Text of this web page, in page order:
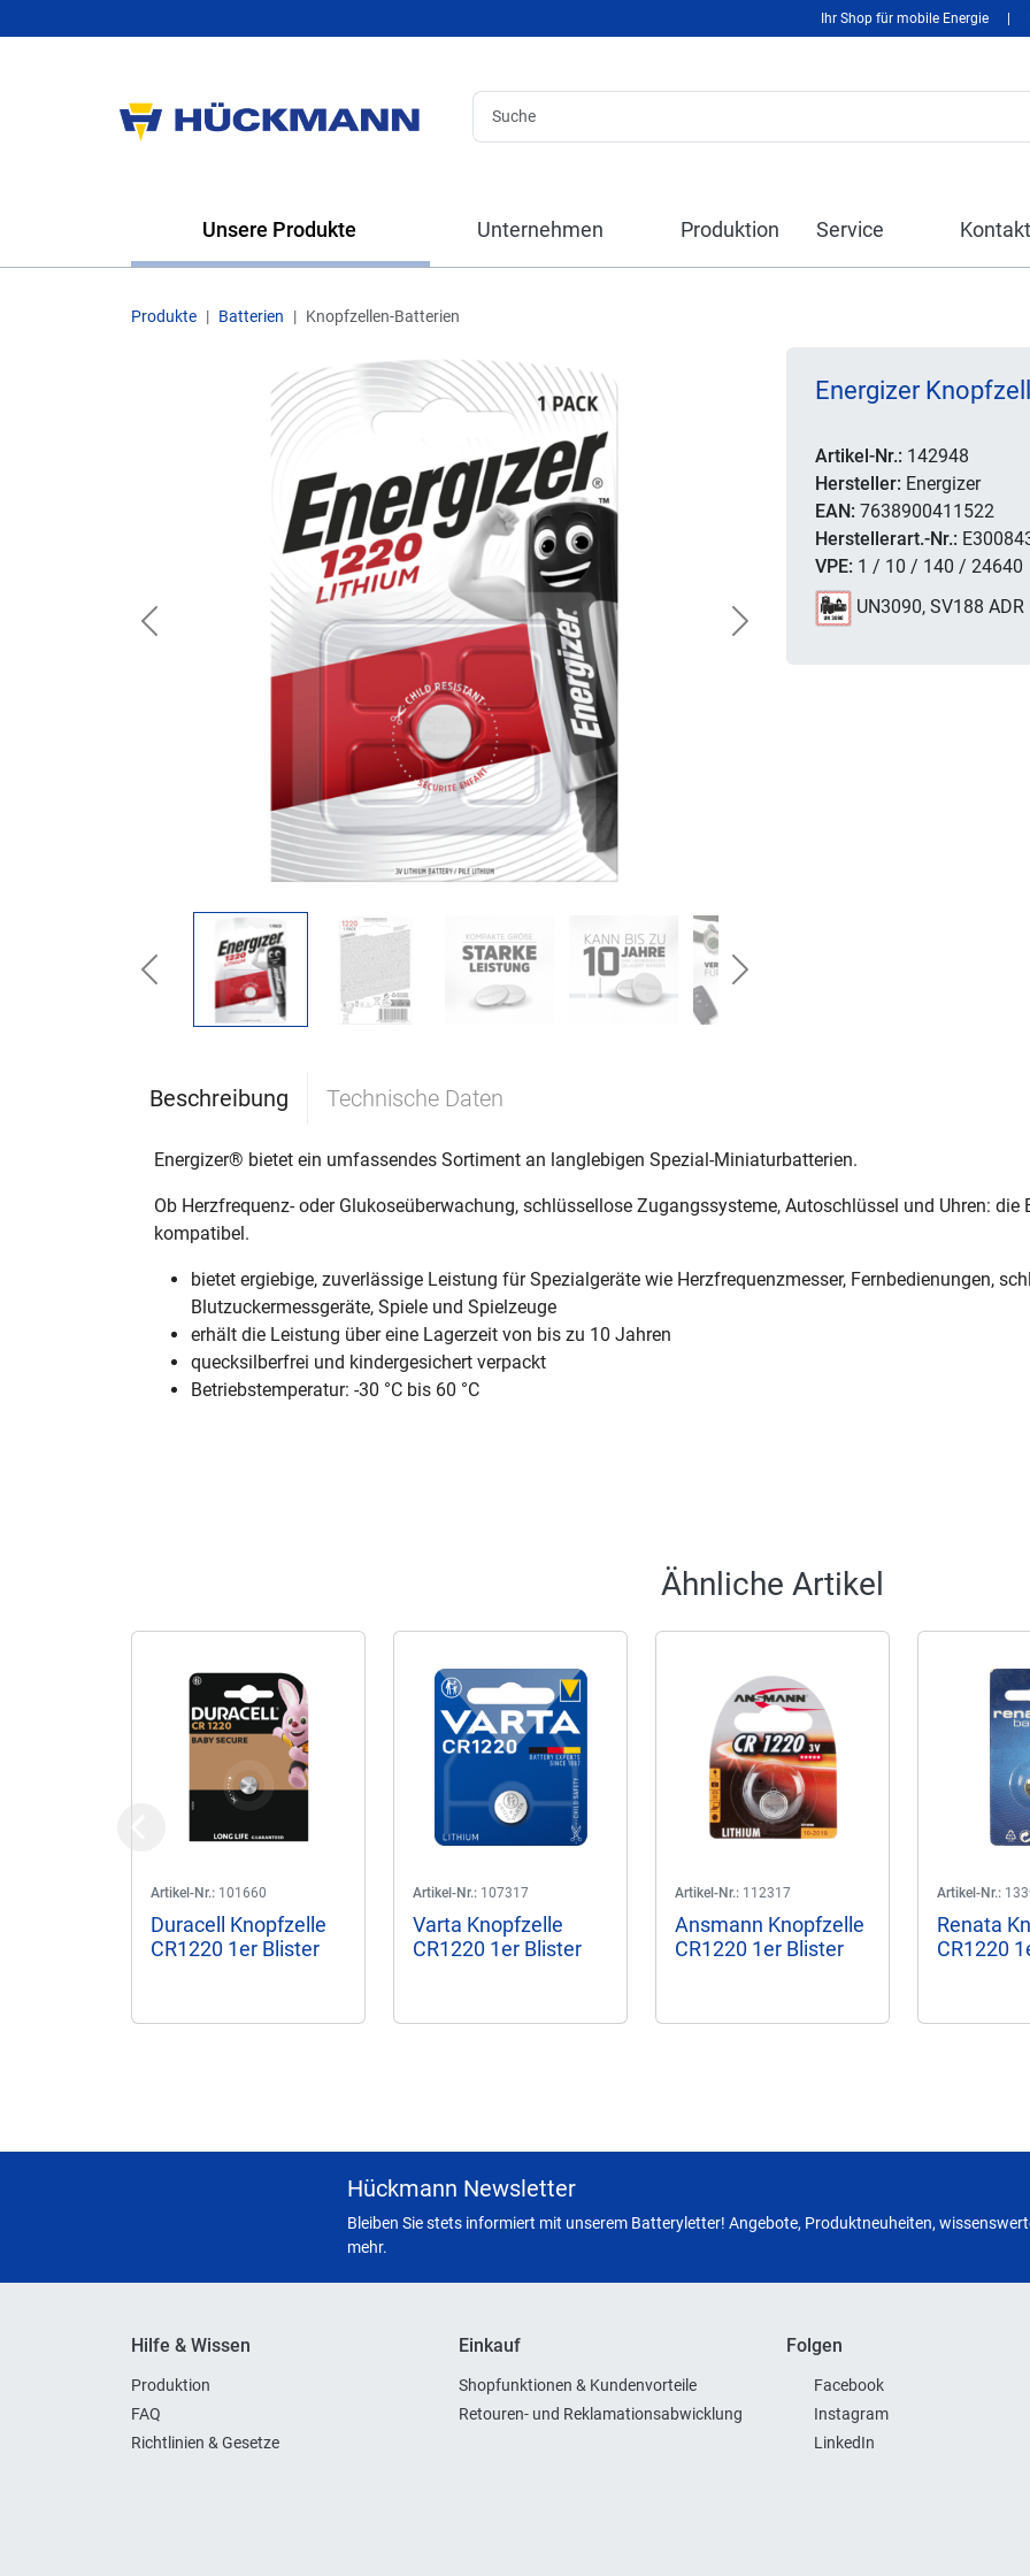
Ihr Shop für mobile Energie
Unsere Produkte Unternehmen Produktion Service Kontakt
Produkte Batterien Knopfzellen-Batterien
Previous Next
Previous Next
Energizer
Artikel-Nr.: 142948
Hersteller: Energizer
EAN: 7638900411522
Herstellerart.-Nr.:
VPE: 1 / 10 / 140 / 24640
UN3090, SV188 ADR
Beschreibung Technische Daten
Energizer® bietet ein umfassendes Sortiment an langlebigen Spezial-Miniaturbatterien.
Ob Herzfrequenz- oder Glukoseüberwachung, schlüssellose Zugangssysteme, Autoschlüssel und Uhren:
kompatibel.
bietet ergiebige, zuverlässige Leistung für Spezialgeräte wie Herzfrequenzmesser, Fernbedienungen,
Blutzuckermessgeräte, Spiele und Spielzeuge
erhält die Leistung über eine Lagerzeit von bis zu 10 Jahren
quecksilberfrei und kindergesichert verpackt
Betriebstemperatur: -30 °C bis 60 °C
Ähnliche Artikel
Artikel-Nr.: 101660
Duracell Knopfzelle
CR1220 1er Blister
Artikel-Nr.: 107317
Varta Knopfzelle
CR1220 1er Blister
Artikel-Nr.: 112317
Ansmann Knopfzelle
CR1220 1er Blister
Artikel-Nr.:
Renata
CR1220
Previous
Hückmann Newsletter
Bleiben Sie stets informiert mit unserem Batteryletter! Angebote, Produktneuheiten,
mehr.
Hilfe & Wissen
Produktion
FAQ
Richtlinien & Gesetze
Einkauf
Shopfunktionen & Kundenvorteile
Retouren- und Reklamationsabwicklung
Folgen
Facebook
Instagram
LinkedIn